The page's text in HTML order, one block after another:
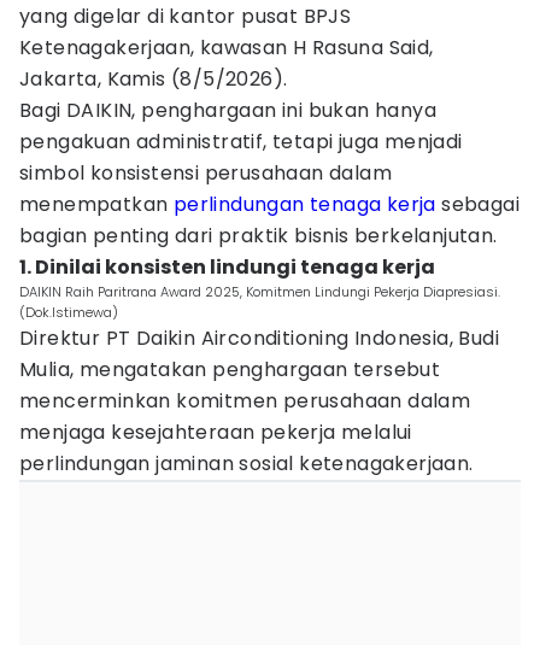
yang digelar di kantor pusat BPJS
Ketenagakerjaan, kawasan H Rasuna Said,
Jakarta, Kamis (8/5/2026).
Bagi DAIKIN, penghargaan ini bukan hanya
pengakuan administratif, tetapi juga menjadi
simbol konsistensi perusahaan dalam
menempatkan perlindungan tenaga kerja sebagai
bagian penting dari praktik bisnis berkelanjutan.
1. Dinilai konsisten lindungi tenaga kerja
DAIKIN Raih Paritrana Award 2025, Komitmen Lindungi Pekerja Diapresiasi.
(Dok.Istimewa)
Direktur PT Daikin Airconditioning Indonesia, Budi
Mulia, mengatakan penghargaan tersebut
mencerminkan komitmen perusahaan dalam
menjaga kesejahteraan pekerja melalui
perlindungan jaminan sosial ketenagakerjaan.